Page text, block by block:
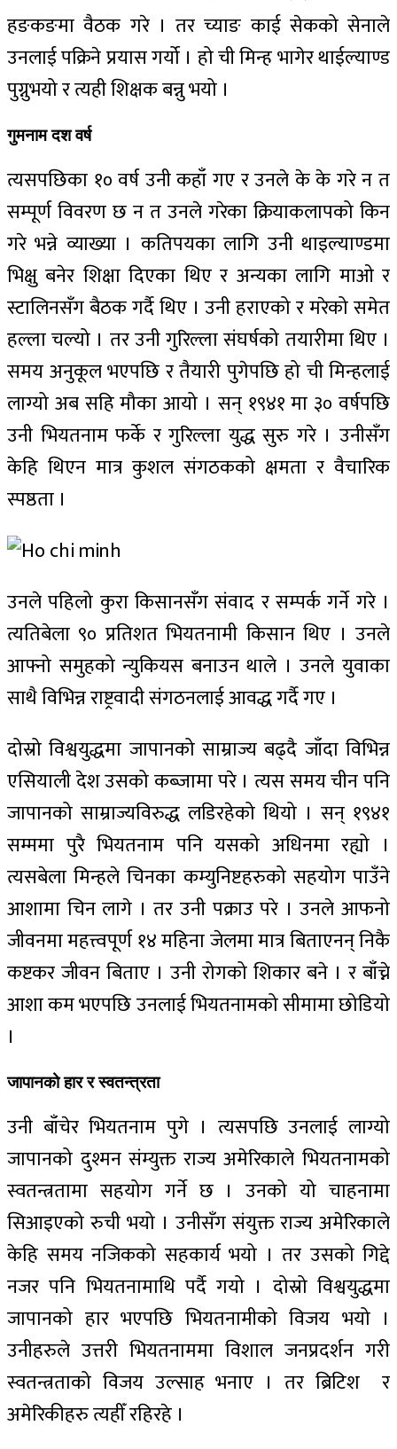
हङकङमा वैठक गरे । तर च्याङ काई सेकको सेनाले
उनलाई पक्रिने प्रयास गर्यो । हो ची मिन्ह भागेर थाईल्याण्ड
पुग्नुभयो र त्यही शिक्षक बन्नु भयो ।
गुमनाम दश वर्ष
त्यसपछिका १० वर्ष उनी कहाँ गए र उनले के के गरे न त
सम्पूर्ण विवरण छ न त उनले गरेका क्रियाकलापको किन
गरे भन्ने व्याख्या । कतिपयका लागि उनी थाइल्याण्डमा
भिक्षु बनेर शिक्षा दिएका थिए र अन्यका लागि माओ र
स्टालिनसँग बैठक गर्दै थिए । उनी हराएको र मरेको समेत
हल्ला चल्यो । तर उनी गुरिल्ला संघर्षको तयारीमा थिए ।
समय अनुकूल भएपछि र तैयारी पुगेपछि हो ची मिन्हलाई
लाग्यो अब सहि मौका आयो । सन् १९४१ मा ३० वर्षपछि
उनी भियतनाम फर्के र गुरिल्ला युद्ध सुरु गरे । उनीसँग
केहि थिएन मात्र कुशल संगठकको क्षमता र वैचारिक
स्पष्ठता ।
उनले पहिलो कुरा किसानसँग संवाद र सम्पर्क गर्ने गरे ।
त्यतिबेला ९० प्रतिशत भियतनामी किसान थिए । उनले
आफ्नो समुहको न्युकियस बनाउन थाले । उनले युवाका
साथै विभिन्न राष्ट्रवादी संगठनलाई आवद्ध गर्दै गए ।
दोस्रो विश्वयुद्धमा जापानको साम्राज्य बढ्दै जाँदा विभिन्न
एसियाली देश उसको कब्जामा परे । त्यस समय चीन पनि
जापानको साम्राज्यविरुद्ध लडिरहेको थियो । सन् १९४१
सम्ममा पुरै भियतनाम पनि यसको अधिनमा रह्यो ।
त्यसबेला मिन्हले चिनका कम्युनिष्टहरुको सहयोग पाउँने
आशामा चिन लागे । तर उनी पक्राउ परे । उनले आफनो
जीवनमा महत्त्वपूर्ण १४ महिना जेलमा मात्र बिताएनन् निकै
कष्टकर जीवन बिताए । उनी रोगको शिकार बने । र बाँच्ने
आशा कम भएपछि उनलाई भियतनामको सीमामा छोडियो
।
जापानको हार र स्वतन्त्रता
उनी बाँचेर भियतनाम पुगे । त्यसपछि उनलाई लाग्यो
जापानको दुश्मन संम्युक्त राज्य अमेरिकाले भियतनामको
स्वतन्त्रतामा सहयोग गर्ने छ । उनको यो चाहनामा
सिआइएको रुची भयो । उनीसँग संयुक्त राज्य अमेरिकाले
केहि समय नजिकको सहकार्य भयो । तर उसको गिद्दे
नजर पनि भियतनामाथि पर्दै गयो । दोस्रो विश्वयुद्धमा
जापानको हार भएपछि भियतनामीको विजय भयो ।
उनीहरुले उत्तरी भियतनाममा विशाल जनप्रदर्शन गरी
स्वतन्त्रताको विजय उल्साह भनाए । तर ब्रिटिश र
अमेरिकीहरु त्यहीँ रहिरहे ।